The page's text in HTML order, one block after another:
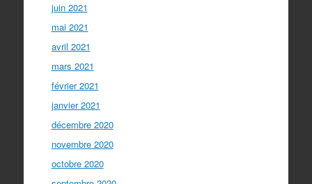
juin 2021
mai 2021
avril 2021
mars 2021
février 2021
janvier 2021
décembre 2020
novembre 2020
octobre 2020